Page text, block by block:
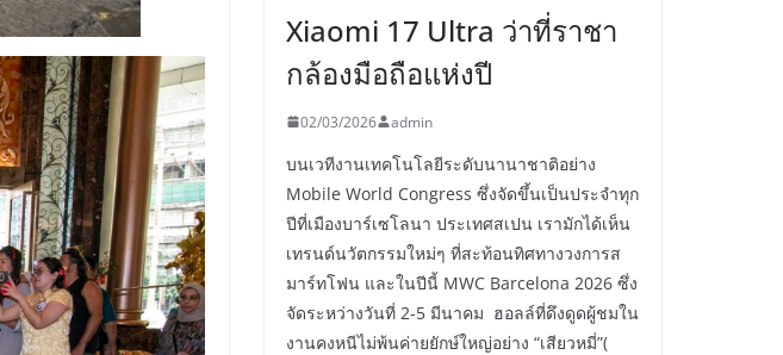
Xiaomi 17 Ultra ว่าที่ราชา
กล้องมือถือแห่งปี
02/03/2026 admin
บนเวทีงานเทคโนโลยีระดับนานาชาติอย่าง
Mobile World Congress ซึ่งจัดขึ้นเป็นประจำทุก
ปีที่เมืองบาร์เซโลนา ประเทศสเปน เรามักได้เห็น
เทรนด์นวัตกรรมใหม่ๆ ที่สะท้อนทิศทางวงการส
มาร์ทโฟน และในปีนี้ MWC Barcelona 2026 ซึ่ง
จัดระหว่างวันที่ 2-5 มีนาคม ฮอลล์ที่ดึงดูดผู้ชมใน
งานคงหนีไม่พ้นค่ายยักษ์ใหญ่อย่าง “เสียวหมี่”(